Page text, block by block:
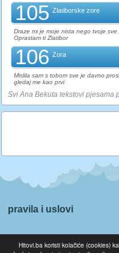
Hitovi.ba koristi kolačiće (cookies)
105 Zlatiborske zore
Draze mi je moje nista nego tvoje
Oprastam ti Zlatibor
106 Zora
Mislila sam s tobom sve je davno
gledaj me kao prvi
Svi Ana Bekuta tekstovi pjesama
pravila i uslovi
>> Tekstovi pjesama su u
iskljucivo u